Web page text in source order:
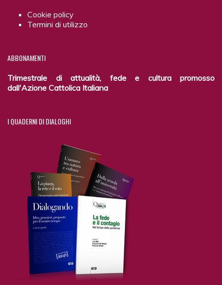
Cookie policy
Termini di utilizzo
ABBONAMENTI
Trimestrale di attualità, fede e cultura promosso
dall'Azione Cattolica Italiana
IQUADERNI DI DIALOGHI